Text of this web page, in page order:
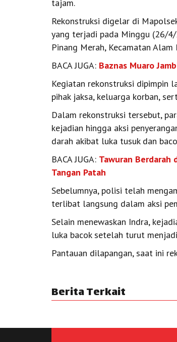
tajam.
Rekonstruksi digelar di
yang terjadi pada Minggu (26/
Pinang Merah, Kecamatan Alam
BACA JUGA: Baznas Muaro
Kegiatan rekonstruksi dipimpin
pihak jaksa, keluarga korban,
Dalam rekonstruksi tersebut,
kejadian hingga aksi
darah akibat luka tusuk dan
BACA JUGA: Tawuran Berdarah
Tangan Patah
Sebelumnya, polisi telah
terlibat langsung dalam aksi
Selain menewaskan Indra,
luka bacok setelah turut
Pantauan dilapangan, saat ini
Berita Terkait